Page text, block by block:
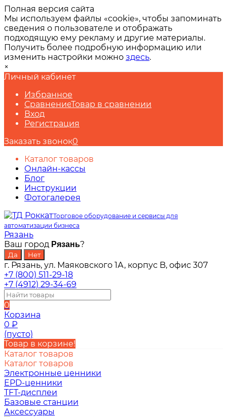
Полная версия сайта
Мы используем файлы «cookie», чтобы запоминать
сведения о пользователе и отображать
подходящую ему рекламу и другие материалы.
Получить более подробную информацию или
изменить настройки можно здесь.
×
Личный кабинет
Избранное
СравнениеТовар в сравнении
Вход
Регистрация
Заказать звонок0
Каталог товаров
Онлайн-кассы
Блог
Инструкции
Фотогалерея
Торговое оборудование и сервисы для
автоматизации бизнеса
Рязань
Ваш город Рязань?
г. Рязань, ул. Маяковского 1А, корпус B, офис 307
+7 (800) 511-29-18
+7 (4912) 29-34-69
0
Корзина
0 ₽
(пусто)
Товар в корзине!
Каталог товаров
Каталог товаров
Электронные ценники
EPD-ценники
TFT-дисплеи
Базовые станции
Аксессуары